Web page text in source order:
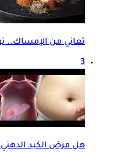
تعاني من الإمساك..
3
هل مرض الكبد